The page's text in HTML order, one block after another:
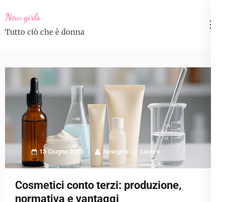
to
content
Enter)
New girls
Tutto ciò che è donna
13 Giugno 2025 Newgirls Lavoro
Cosmetici conto terzi: produzione,
normativa e vantaggi